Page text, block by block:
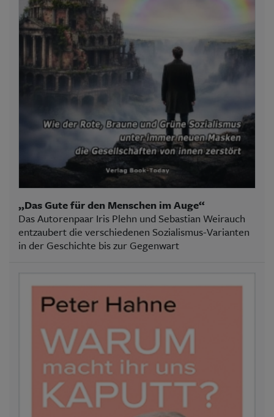
„Das Gute für den Menschen im Auge“
Das Autorenpaar Iris Plehn und Sebastian Weirauch
entzaubert die verschiedenen Sozialismus-Varianten
in der Geschichte bis zur Gegenwart